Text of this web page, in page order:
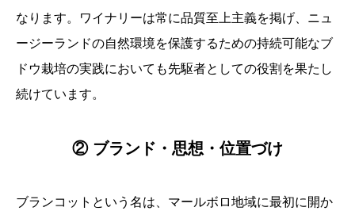
なります。ワイナリーは常に品質至上主義を掲げ、ニュ
ージーランドの自然環境を保護するための持続可能なブ
ドウ栽培の実践においても先駆者としての役割を果たし
続けています。
② ブランド・思想・位置づけ
ブランコットという名は、マールボロ地域に最初に開か